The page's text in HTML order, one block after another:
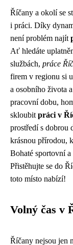
Říčany a okolí se
i práci. Díky
není problém najít
Ať hledáte
službách, práce
firem v regionu si
a osobního života
pracovní dobu,
skloubit práci v
prostředí s dobrou
krásnou přírodou,
Bohaté sportovní
Přistěhujte se do
toto místo nabízí!
Volný čas v
Říčany nejsou jen